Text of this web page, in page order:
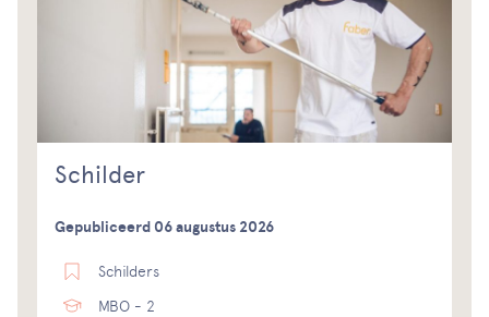
Schilder
Gepubliceerd 06 augustus 2026
Schilders
MBO - 2